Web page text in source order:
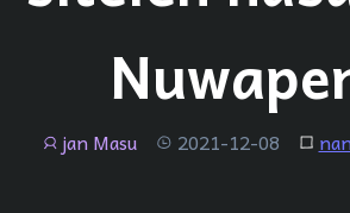
janjan Masu tenpo 2021-12-08 lipu